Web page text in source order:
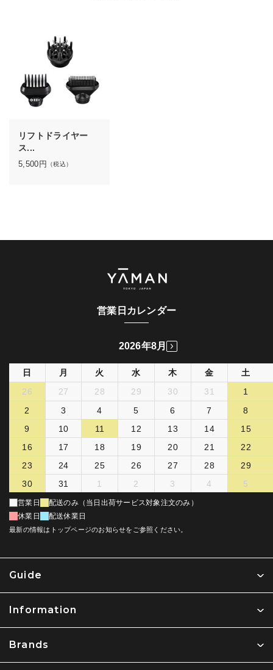
リフトドライヤー
ス...
5,500 円 （税込）
Guide
Information
Brands
営業日カレンダー
2026年8月
日 月 火 水 木 金
土
26
27 28 29 30 31
1
2
3 4 5 6 7
8
9
10 11 12 13 14
15
16
17 18 19 20 21
22
23
24 25 26 27 28
29
30
31 1 2 3 4 5
営業日
配送のみ（当日出荷サービス対象注文のみ）
休業日
配送休業日
最新の情報はトップページのお知らせをご参照ください。